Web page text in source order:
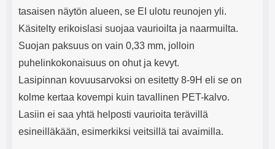
tasaisen näytön alueen, se EI ulotu reunojen yli.
Käsitelty erikoislasi suojaa vaurioilta ja naarmuilta.
Suojan paksuus on vain 0,33 mm, jolloin
puhelinkokonaisuus on ohut ja kevyt.
Lasipinnan kovuusarvoksi on esitetty 8-9H eli se on
kolme kertaa kovempi kuin tavallinen PET-kalvo.
Lasiin ei saa yhtä helposti vaurioita terävillä
esineilläkään, esimerkiksi veitsillä tai avaimilla.